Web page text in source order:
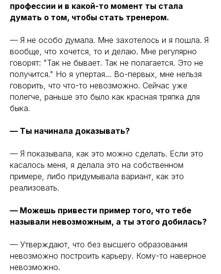
профессии и в какой-то момент ты стала
думать о том, чтобы стать тренером.
— Я не особо думала. Мне захотелось и я пошла. Я
вообще, что хочется, то и делаю. Мне регулярно
говорят: "Так не бывает. Так не полагается. Это не
получится." Но я упертая… Во-первых, мне нельзя
говорить, что что-то невозможно. Сейчас уже
полегче, раньше это было как красная тряпка для
быка.
— Ты начинала доказывать?
— Я показывала, как это можно сделать. Если это
касалось меня, я делала это на собственном
примере, либо придумывала вариант, как это
реализовать.
— Можешь привести пример того, что тебе
называли невозможным, а ты этого добилась?
— Утверждают, что без высшего образования
невозможно построить карьеру. Кому-то наверное
невозможно.